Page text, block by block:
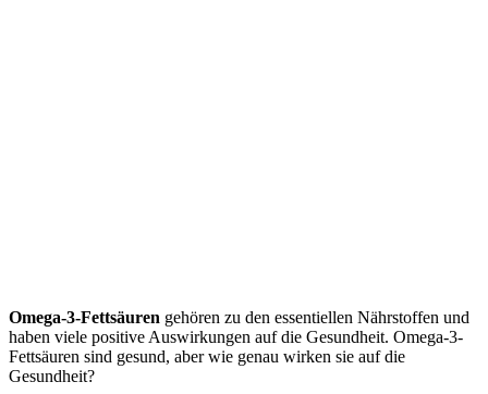
Omega-3-Fettsäuren gehören zu den essentiellen Nährstoffen und
haben viele positive Auswirkungen auf die Gesundheit. Omega-3-
Fettsäuren sind gesund, aber wie genau wirken sie auf die
Gesundheit?